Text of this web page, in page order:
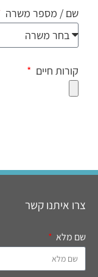
שם / מספר משרה
קורות חיים
צרו איתנו קשר
שם מלא